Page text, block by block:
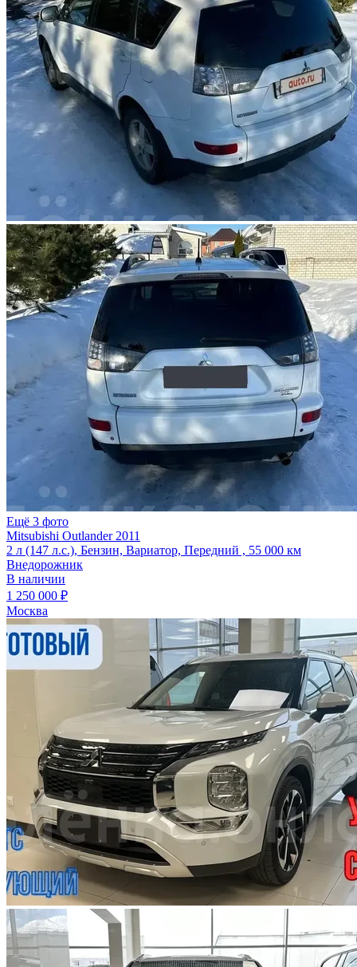
Ещё 3 фото
Mitsubishi Outlander 2011
2 л (147 л.с.), Бензин, Вариатор, Передний , 55 000 км
Внедорожник
В наличии
1 250 000 ₽
Москва